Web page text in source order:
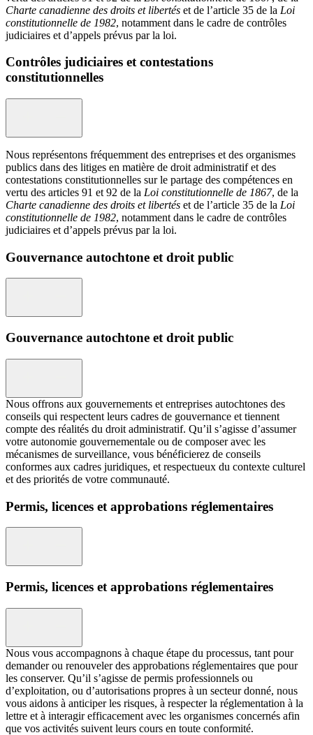
Charte canadienne des droits et libertés et de l’article 35 de la Loi
constitutionnelle de 1982, notamment dans le cadre de contrôles
judiciaires et d’appels prévus par la loi.
Contrôles judiciaires et contestations
constitutionnelles
Nous représentons fréquemment des entreprises et des organismes
publics dans des litiges en matière de droit administratif et des
contestations constitutionnelles sur le partage des compétences en
vertu des articles 91 et 92 de la Loi constitutionnelle de 1867, de la
Charte canadienne des droits et libertés et de l’article 35 de la Loi
constitutionnelle de 1982, notamment dans le cadre de contrôles
judiciaires et d’appels prévus par la loi.
Gouvernance autochtone et droit public
Gouvernance autochtone et droit public
Nous offrons aux gouvernements et entreprises autochtones des
conseils qui respectent leurs cadres de gouvernance et tiennent
compte des réalités du droit administratif. Qu’il s’agisse d’assumer
votre autonomie gouvernementale ou de composer avec les
mécanismes de surveillance, vous bénéficierez de conseils
conformes aux cadres juridiques, et respectueux du contexte culturel
et des priorités de votre communauté.
Permis, licences et approbations réglementaires
Permis, licences et approbations réglementaires
Nous vous accompagnons à chaque étape du processus, tant pour
demander ou renouveler des approbations réglementaires que pour
les conserver. Qu’il s’agisse de permis professionnels ou
d’exploitation, ou d’autorisations propres à un secteur donné, nous
vous aidons à anticiper les risques, à respecter la réglementation à la
lettre et à interagir efficacement avec les organismes concernés afin
que vos activités suivent leurs cours en toute conformité.